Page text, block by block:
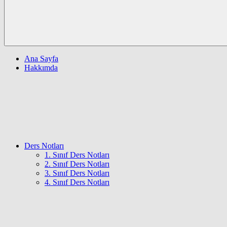
Ana Sayfa
Hakkımda
Ders Notları
1. Sınıf Ders Notları
2. Sınıf Ders Notları
3. Sınıf Ders Notları
4. Sınıf Ders Notları